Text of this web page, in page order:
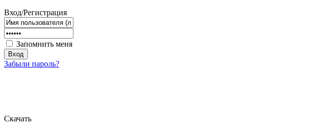
Вход/Регистрация
Запомнить меня
Забыли пароль?
Скачать